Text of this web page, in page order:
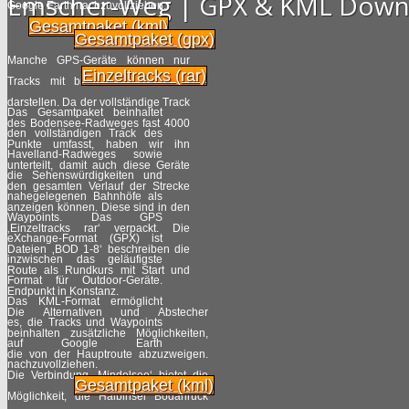
Google Earth nachzuvollziehen.
Gesamtpaket (kml)
Manche GPS-Geräte können nur
Tracks mit bis zu 500 Punkten
darstellen. Da der vollständige Track
des Bodensee-Radweges fast 4000
Punkte umfasst, haben wir ihn
unterteilt, damit auch diese Geräte
den gesamten Verlauf der Strecke
anzeigen können. Diese sind in den
‚Einzeltracks rar‘ verpackt. Die
Dateien ‚BOD 1-8‘ beschreiben die
Route als Rundkurs mit Start und
Endpunkt in Konstanz.
Die Alternativen und Abstecher
beinhalten zusätzliche Möglichkeiten,
die von der Hauptroute abzuzweigen.
Die Verbindung ‚Mindelsee‘ bietet die
Möglichkeit, die Halbinsel Bodanrück
Gesamtpaket (gpx)
Einzeltracks (rar)
Das Gesamtpaket beinhaltet
den vollständigen Track des
Havelland-Radweges sowie
die Sehenswürdigkeiten und
nahegelegenen Bahnhöfe als
Waypoints. Das GPS
eXchange-Format (GPX) ist
inzwischen das geläufigste
Format für Outdoor-Geräte.
Das KML-Format ermöglicht
es, die Tracks und Waypoints
auf Google Earth
nachzuvollziehen.
Gesamtpaket (kml)